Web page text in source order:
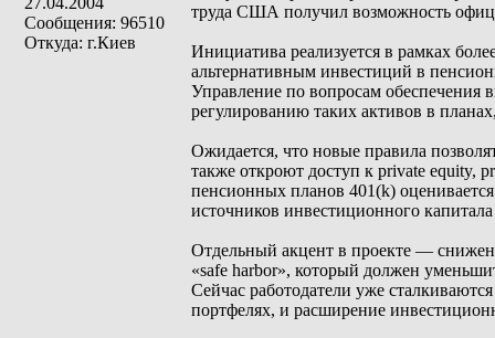
Сообщения: 96510
Откуда: г.Киев
труда США получил возможность
Инициатива реализуется в рамках
альтернативным инвестиций в
Управление по вопросам обеспечения
регулированию таких активов в
Ожидается, что новые правила
также откроют доступ к private equity,
пенсионных планов 401(k)
источников инвестиционного
Отдельный акцент в проекте —
«safe harbor», который должен
Сейчас работодатели уже
портфелях, и расширение